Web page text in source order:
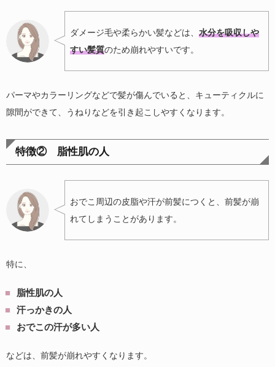
ダメージ毛や柔らかい髪などは、 水分を吸収しや
すい髪質のため崩れやすいです。
パーマやカラーリングなどで髪が傷んでいると、キューティクルに
隙間ができて、うねりなどを引き起こしやすくなります。
特徴② 脂性肌の人
おでこ周辺の皮脂や汗が前髪につくと、前髪が崩
れてしまうことがあります。
特に、
脂性肌の人
汗っかきの人
おでこの汗が多い人
などは、前髪が崩れやすくなります。